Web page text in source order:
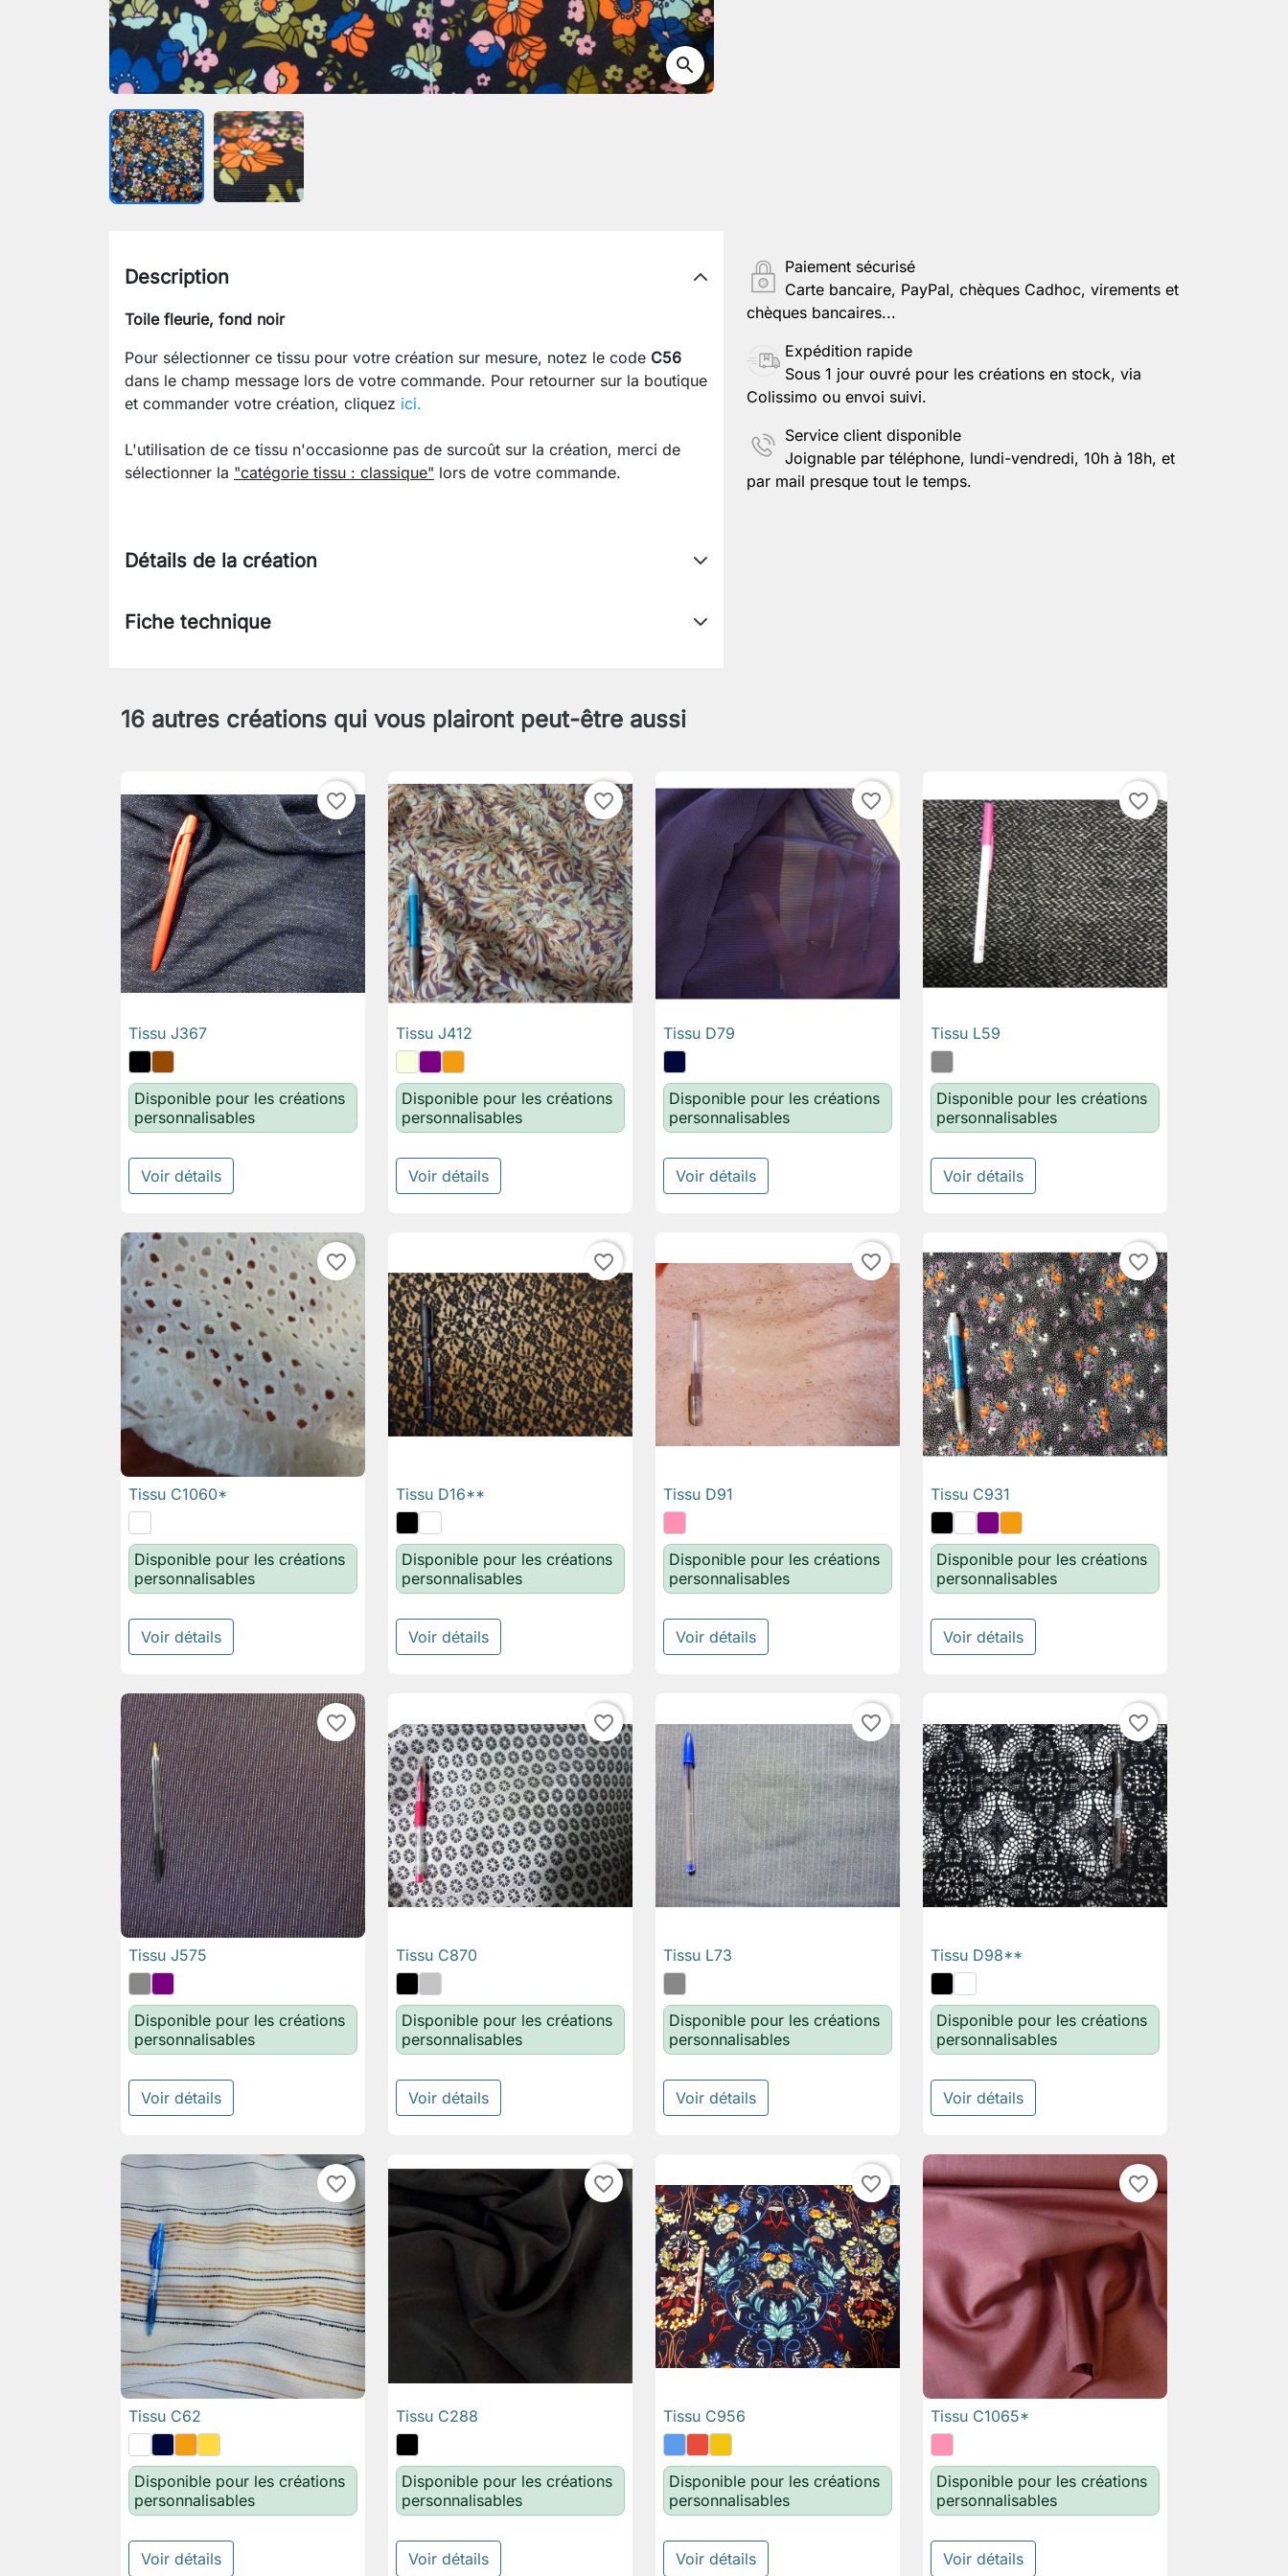
search
Paiement sécurisé
Carte bancaire, PayPal, chèques Cadhoc, virements et
chèques bancaires...
Expédition rapide
Sous 1 jour ouvré pour les créations en stock, via
Colissimo ou envoi suivi.
Service client disponible
Joignable par téléphone, lundi-vendredi, 10h à 18h, et
par mail presque tout le temps.
Description
Toile fleurie, fond noir
Pour sélectionner ce tissu pour votre création sur mesure, notez le code C56
dans le champ message lors de votre commande. Pour retourner sur la boutique
et commander votre création, cliquez ici.
L'utilisation de ce tissu n'occasionne pas de surcoût sur la création, merci de
sélectionner la "catégorie tissu : classique" lors de votre commande.
Détails de la création
Fiche technique
16 autres créations qui vous plairont peut-être aussi
favorite_border

Tissu J367
Disponible pour les créations
personnalisables
Voir détails
favorite_border
 Aperçu rapide
Tissu J412
Disponible pour les créations
personnalisables
Voir détails
favorite_border

Tissu D79
Disponible pour les créations
personnalisables
Voir détails
favorite_border

Tissu L59
Disponible pour les créations
personnalisables
Voir détails
favorite_border
 Aperçu rapide
Tissu C1060*
Disponible pour les créations
personnalisables
Voir détails
favorite_border
 Aperçu rapide
Tissu D16**
Disponible pour les créations
personnalisables
Voir détails
favorite_border

Tissu D91
Disponible pour les créations
personnalisables
Voir détails
favorite_border
 Aperçu rapide
Tissu C931
Disponible pour les créations
personnalisables
Voir détails
favorite_border
 Aperçu rapide
Tissu J575
Disponible pour les créations
personnalisables
Voir détails
favorite_border
 Aperçu rapide
Tissu C870
Disponible pour les créations
personnalisables
Voir détails
favorite_border

Tissu L73
Disponible pour les créations
personnalisables
Voir détails
favorite_border
 Aperçu rapide
Tissu D98**
Disponible pour les créations
personnalisables
Voir détails
favorite_border

Tissu C62
Disponible pour les créations
personnalisables
Voir détails
favorite_border
 Aperçu rapide
Tissu C288
Disponible pour les créations
personnalisables
Voir détails
favorite_border
 Aperçu rapide
Tissu C956
Disponible pour les créations
personnalisables
Voir détails
favorite_border
 Aperçu rapide
Tissu C1065*
Disponible pour les créations
personnalisables
Voir détails